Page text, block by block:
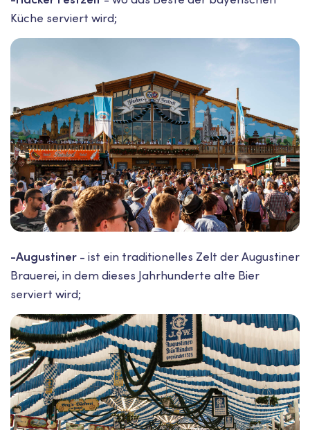
Küche serviert wird;
-Augustiner - ist ein traditionelles Zelt der Augustiner
Brauerei, in dem dieses Jahrhunderte alte Bier
serviert wird;